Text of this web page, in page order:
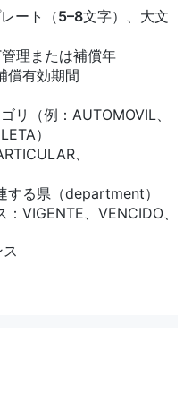
ート（5–8文字）、大文
理または補償年
有効期間
リ（例：AUTOMOVIL、
）
、
る県（department）
VIGENTE、VENCIDO、